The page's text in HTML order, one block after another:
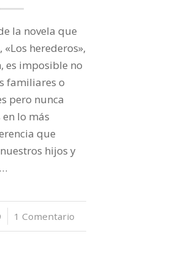
la novela que
herederos»,
es imposible no
familiares o
pero nunca
lo más
que
hijos y
1 Comentario